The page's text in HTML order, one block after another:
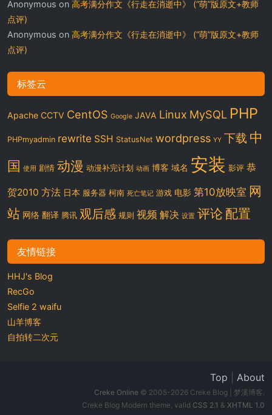
Anonymous on 高考满分作文《行走在消逝中》 (“萌”版原文+教师
点评)
Anonymous on 高考满分作文《行走在消逝中》 (“萌”版原文+教师
点评)
标签云
Apache CCTV CentOS Google JAVA Linux MySQL PHP
PHPmyadmin rewrite SSH StatusNet wordpress YY 下载 中
国 使用 剧情 动漫 动漫补完计划 动画 博客 域名 安装 影评 恭
贺2010 方法 日本 服务器 柯南 死亡笔记 游戏 电影 第10放映室 网
站 网络 翻译 腾讯 观后感 规则 视频 解决 设置 评论 配置
友情链接
HHJ's Blog
RecGo
Selfie 2 waifu
山羊博客
自拍转二次元
Top About
Creke Online © 2005-2026 Creke Blog | 梦溪博客.
Creke Blog Modern theme, valid CSS 2.1 & XHTML 1.0